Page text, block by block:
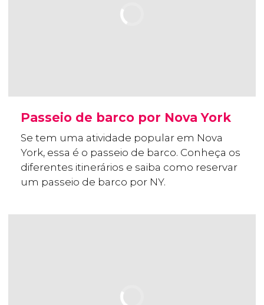
Passeio de barco por Nova York
Se tem uma atividade popular em Nova
York, essa é o passeio de barco. Conheça os
diferentes itinerários e saiba como reservar
um passeio de barco por NY.